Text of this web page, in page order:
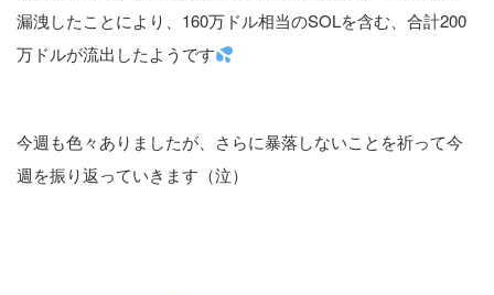
漏洩したことにより、160万ドル相当のSOLを含む、合計200
万ドルが流出したようです
今週も色々ありましたが、さらに暴落しないことを祈って今
週を振り返っていきます（泣）